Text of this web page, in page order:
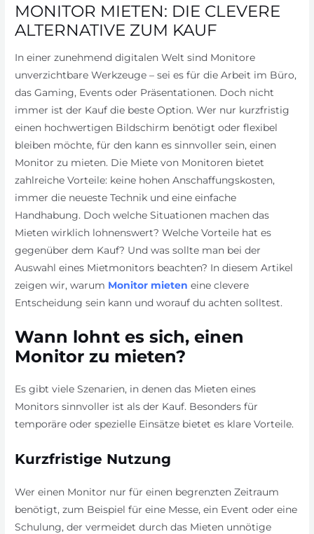
MONITOR MIETEN: DIE CLEVERE
ALTERNATIVE ZUM KAUF
In einer zunehmend digitalen Welt sind Monitore
unverzichtbare Werkzeuge – sei es für die Arbeit im Büro,
das Gaming, Events oder Präsentationen. Doch nicht
immer ist der Kauf die beste Option. Wer nur kurzfristig
einen hochwertigen Bildschirm benötigt oder flexibel
bleiben möchte, für den kann es sinnvoller sein, einen
Monitor zu mieten. Die Miete von Monitoren bietet
zahlreiche Vorteile: keine hohen Anschaffungskosten,
immer die neueste Technik und eine einfache
Handhabung. Doch welche Situationen machen das
Mieten wirklich lohnenswert? Welche Vorteile hat es
gegenüber dem Kauf? Und was sollte man bei der
Auswahl eines Mietmonitors beachten? In diesem Artikel
zeigen wir, warum Monitor mieten eine clevere
Entscheidung sein kann und worauf du achten solltest.
Wann lohnt es sich, einen
Monitor zu mieten?
Es gibt viele Szenarien, in denen das Mieten eines
Monitors sinnvoller ist als der Kauf. Besonders für
temporäre oder spezielle Einsätze bietet es klare Vorteile.
Kurzfristige Nutzung
Wer einen Monitor nur für einen begrenzten Zeitraum
benötigt, zum Beispiel für eine Messe, ein Event oder eine
Schulung, der vermeidet durch das Mieten unnötige